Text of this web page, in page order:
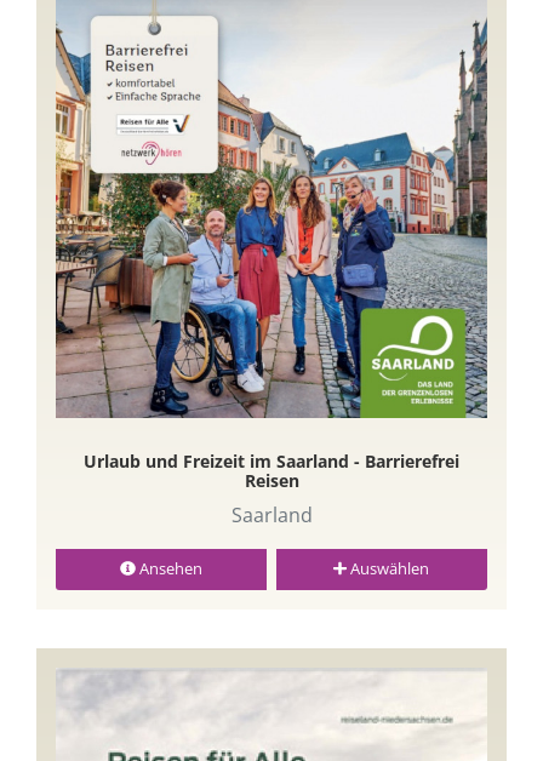
Urlaub und Freizeit im Saarland - Barrierefrei
Reisen
Saarland
Ansehen Auswählen